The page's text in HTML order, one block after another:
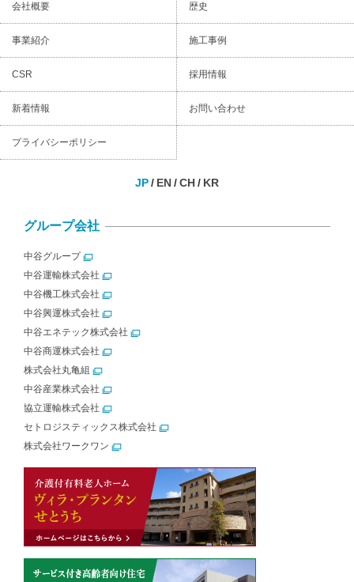
会社概要 歴史
事業紹介 施工事例
CSR 採用情報
新着情報 お問い合わせ
プライバシーポリシー
JP EN CH KR
グループ会社
中谷グループ
中谷運輸株式会社
中谷機工株式会社
中谷興運株式会社
中谷エネテック株式会社
中谷商運株式会社
株式会社丸亀組
中谷産業株式会社
協立運輸株式会社
セトロジスティックス株式会社
株式会社ワークワン